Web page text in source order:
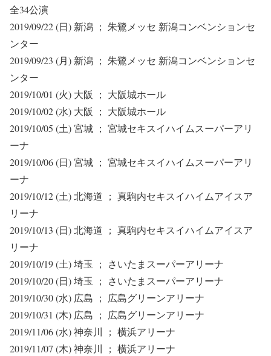
全34公演
2019/09/22 (日) 新潟 ； 朱鷺メッセ 新潟コンベンションセ
ンター
2019/09/23 (月) 新潟 ； 朱鷺メッセ 新潟コンベンションセ
ンター
2019/10/01 (火) 大阪 ； 大阪城ホール
2019/10/02 (水) 大阪 ； 大阪城ホール
2019/10/05 (土) 宮城 ； 宮城セキスイハイムスーパーアリ
ーナ
2019/10/06 (日) 宮城 ； 宮城セキスイハイムスーパーアリ
ーナ
2019/10/12 (土) 北海道 ； 真駒内セキスイハイムアイスア
リーナ
2019/10/13 (日) 北海道 ； 真駒内セキスイハイムアイスア
リーナ
2019/10/19 (土) 埼玉 ； さいたまスーパーアリーナ
2019/10/20 (日) 埼玉 ； さいたまスーパーアリーナ
2019/10/30 (水) 広島 ； 広島グリーンアリーナ
2019/10/31 (木) 広島 ； 広島グリーンアリーナ
2019/11/06 (水) 神奈川 ； 横浜アリーナ
2019/11/07 (木) 神奈川 ； 横浜アリーナ